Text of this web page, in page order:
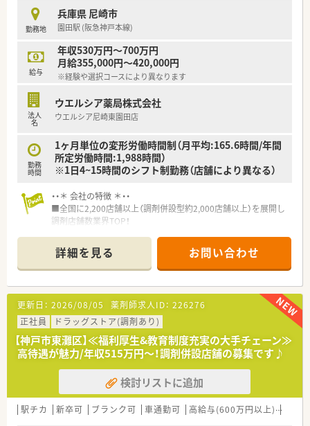
■育児休暇は3歳まで取得が可能で、時短制度は小学5年生まで
時短勤務ができるよう変更予定です。
■年間休日が120日とワークライフバランスが整っています
■日用品から常備薬まで、従業員割引制度など嬉しいメリットも
たくさんあります！
勤務地
兵庫県 尼崎市
園田駅 (阪急神戸本線)
給与
年収530万円～700万円
月給355,000円～420,000円
※経験や選択コースにより異なります
法人
名
ウエルシア薬局株式会社
ウエルシア尼崎東園田店
勤務
時間
1ヶ月単位の変形労働時間制（月平均:165.6時間/年間
所定労働時間:1,988時間）
※1日4~15時間のシフト制勤務（店舗により異なる）
・・＊ 会社の特徴 ＊・・
■全国に2,200店舗以上（調剤併設型約2,000店舗以上）を展開し
調剤店舗数業界TOP！
頑張り次第で高給与も可能！
■経験や勤務コースによりますが、経験の少ない方でも500万前
半スタートと業界TOP水準！
■職種や職域に合わせ、豊富な社内研修や外部組織と連携した研
修を用意されています
■薬剤師が中心の会社だからこそ活躍できるキャリアパスが多
種多様に用意されています。
■店舗拡大に伴い、エリアマネジャーや営業部長等のマネジメン
トのポジションも増えます。
■在宅や教育等の専門性を活かせるスペシャリストを目指すこ
とも可能です。
■その他にも、管理部門や商品部門等の本社スタッフなど活動領
域は多種多様です。
■在宅実施店舗は年々増加しており、在宅医療へもしっかりと関
詳細を見る お問い合わせ
更新日： 2026/08/05 薬剤師求人ID： 226276
正社員
ドラッグストア(調剤あり)
【神戸市東灘区】≪福利厚生&教育制度充実の大手チェーン≫
高待遇が魅力/年収515万円～！調剤併設店舗の募集です♪
検討リストに追加
駅チカ 新卒可 ブランク可 車通勤可 高給与(600万円以上)